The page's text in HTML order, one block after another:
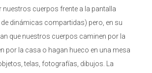
nuestros cuerpos frente a la pantalla
dinámicas compartidas) pero, en su
que nuestros cuerpos caminen por la
por la casa o hagan hueco en una mesa
telas, fotografías, dibujos. La